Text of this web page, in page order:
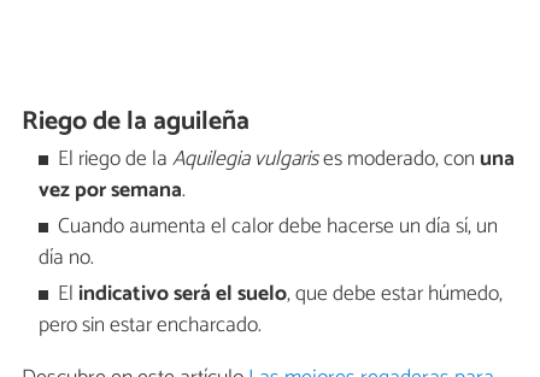
Riego de la aguileña
El riego de laAquilegia vulgarises moderado, con una
vez por semana.
Cuando aumenta el calor debe hacerse un día sí, un
día no.
El indicativo será el suelo, que debe estar húmedo,
pero sin estar encharcado.